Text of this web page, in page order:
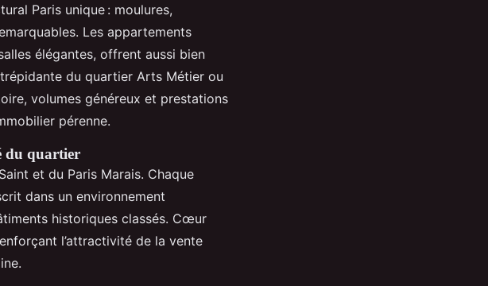
Paris unique : moulures,
Les appartements
élégantes, offrent aussi bien
trépidante du quartier Arts Métier ou
volumes généreux et prestations
pérenne.
du quartier
et du Paris Marais. Chaque
dans un environnement
historiques classés. Cœur
l’attractivité de la vente